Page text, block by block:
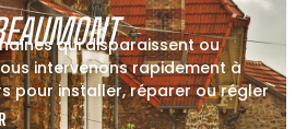
qui disparaissent ou
intervenons rapidement à
pour installer, réparer ou régler